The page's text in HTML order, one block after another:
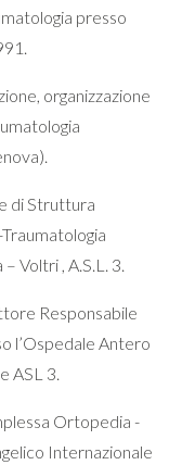
presso
organizzazione
di Struttura
Voltri , A.S.L. 3.
Responsabile
l’Ospedale Antero
ASL 3.
Ortopedia -
Internazionale